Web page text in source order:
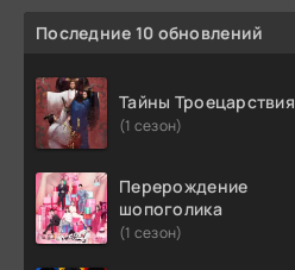
Последние 10 обновлений
Тайны Троецарствия
(1 сезон)
Перерождение
шопоголика
(1 сезон)